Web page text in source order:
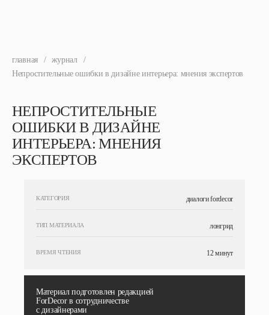
главная / журнал
/
Непростительные ошибки в дизайне интерьера: мнения экспертов
НЕПРОСТИТЕЛЬНЫЕ
ОШИБКИ В ДИЗАЙНЕ
ИНТЕРЬЕРА: МНЕНИЯ
ЭКСПЕРТОВ
КАТЕГОРИЯ диалоги fordecor
ТИП МАТЕРИАЛА лонгрид
ВРЕМЯ ЧТЕНИЯ 12 минут
Материал подготовлен редакцией
ForDecor в сотрудничестве
с дизайнерами